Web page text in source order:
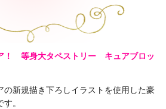
！ 等身大タペストリー キュアブロッ
の新規描き下ろしイラストを使用した豪
。